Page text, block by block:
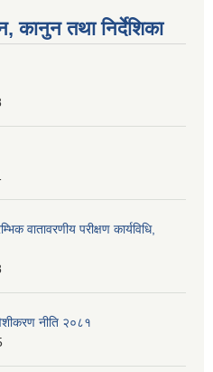
कानुन तथा निर्देशिका
वातावरणीय परीक्षण कार्यविधि,
नीति २०८१